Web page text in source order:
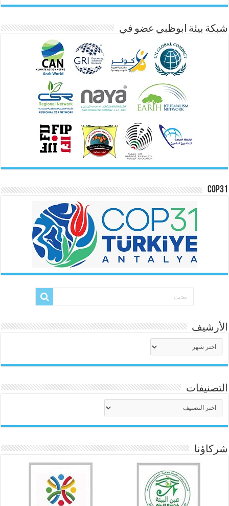
شبكة بيئة ابوظبي عضو في
COP31
الأرشيف
التصنيفات
شركاؤنا